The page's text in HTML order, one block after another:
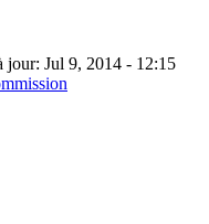
jour: Jul 9, 2014 - 12:15